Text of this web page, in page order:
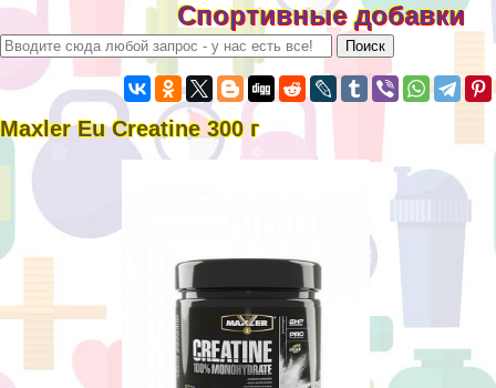
Спортивные добавки
Maxler Eu Creatine 300 г